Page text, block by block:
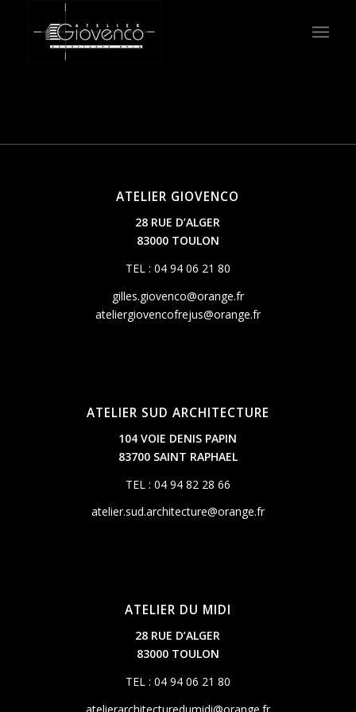
ATELIER GIOVENCO
28 RUE D’ALGER
83000 TOULON
TEL : 04 94 06 21 80
gilles.giovenco@orange.fr
ateliergiovencofrejus@orange.fr
ATELIER SUD ARCHITECTURE
104 VOIE DENIS PAPIN
83700 SAINT RAPHAEL
TEL : 04 94 82 28 66
atelier.sud.architecture@orange.fr
ATELIER DU MIDI
28 RUE D’ALGER
83000 TOULON
TEL : 04 94 06 21 80